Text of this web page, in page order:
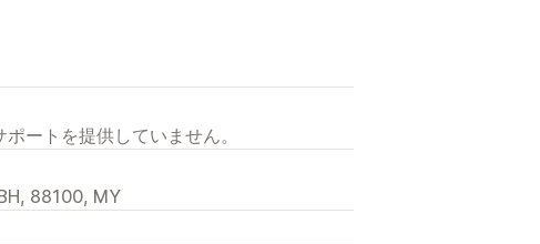
ートを提供していません。
88100, MY